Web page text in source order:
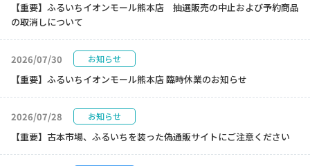
【重要】ふるいちイオンモール熊本店 抽選販売の中止および予約商品
の取消しについて
2026/07/30 お知らせ
【重要】ふるいちイオンモール熊本店 臨時休業のお知らせ
2026/07/28 お知らせ
【重要】古本市場、ふるいちを装った偽通販サイトにご注意ください